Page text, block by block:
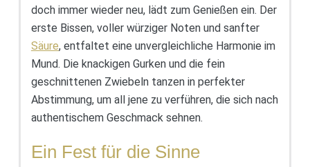
doch immer wieder neu, lädt zum Genießen ein. Der
erste Bissen, voller würziger Noten und sanfter
Säure, entfaltet eine unvergleichliche Harmonie im
Mund. Die knackigen Gurken und die fein
geschnittenen Zwiebeln tanzen in perfekter
Abstimmung, um all jene zu verführen, die sich nach
authentischem Geschmack sehnen.
Ein Fest für die Sinne